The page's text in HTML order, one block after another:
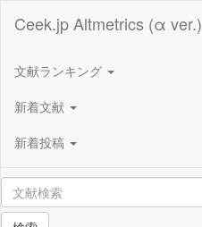
Ceek.jp Altmetrics (α ver.)
文献ランキング
新着文献
新着投稿